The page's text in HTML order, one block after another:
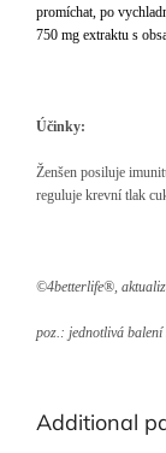
promíchat, po
750 mg extraktu s
Účinky:
Ženšen posiluje
reguluje krevní tlak
©4betterlife®,
poz.: jednotlivá
Additional